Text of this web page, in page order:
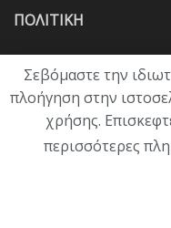
ΠΟΛΙΤΙΚΗ
ΟΙΚΟΝΟΜΙΑ
ΠΟΛΙΤΙΣΜΟΣ
ΥΓΕΙΑ
Σεβόμαστε την
πλοήγηση στην
χρήσης.
περισσότερες